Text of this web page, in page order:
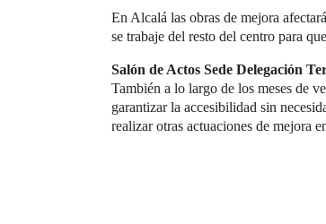
En Alcalá las obras de mejora
se trabaje del resto del centro para
Salón de Actos Sede Delegación
También a lo largo de los meses de
garantizar la accesibilidad sin
realizar otras actuaciones de mejora